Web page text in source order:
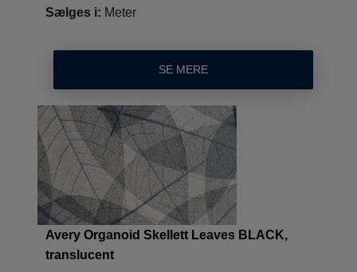
Sælges i: Meter
SE MERE
Avery Organoid Skellett Leaves BLACK,
translucent